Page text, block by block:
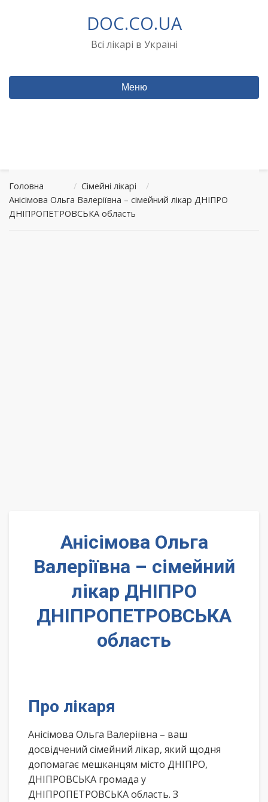
DOC.CO.UA
Всі лікарі в Україні
Меню
Головна / Сімейні лікарі
/
Анісімова Ольга Валеріївна – сімейний лікар ДНІПРО
ДНІПРОПЕТРОВСЬКА область
Анісімова Ольга
Валеріївна – сімейний
лікар ДНІПРО
ДНІПРОПЕТРОВСЬКА
область
Про лікаря
Анісімова Ольга Валеріївна – ваш
досвідчений сімейний лікар, який щодня
допомагає мешканцям місто ДНІПРО,
ДНІПРОВСЬКА громада у
ДНІПРОПЕТРОВСЬКА область. З